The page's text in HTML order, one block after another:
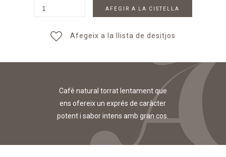
AFEGIR A LA CISTELLA
Afegeix a la llista de desitjos
Cafè natural torrat lentament que
ens ofereix un exprés de caràcter
potent i sabor intens amb gran cos.